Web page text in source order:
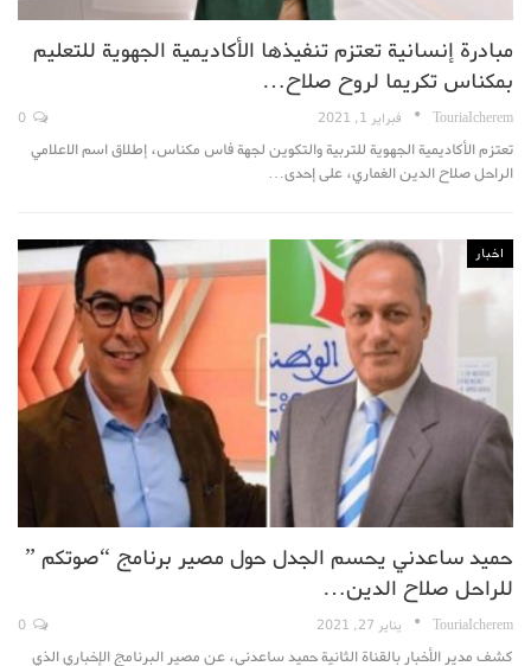
مبادرة إنسانية تعتزم تنفيذها الأكاديمية الجهوية للتعليم
بمكناس تكريما لروح صلاح…
TouriaIcherem فبراير 1, 2021
تعتزم الأكاديمية الجهوية للتربية والتكوين لجهة فاس مكناس، إطلاق اسم الاعلامي
الراحل صلاح الدين الغماري، على إحدى…
اخبار
حميد ساعدني يحسم الجدل حول مصير برنامج “صوتكم ”
للراحل صلاح الدين…
TouriaIcherem يناير 27, 2021
كشف مدير الأخبار بالقناة الثانية حميد ساعدني، عن مصير البرنامج الإخباري الذي